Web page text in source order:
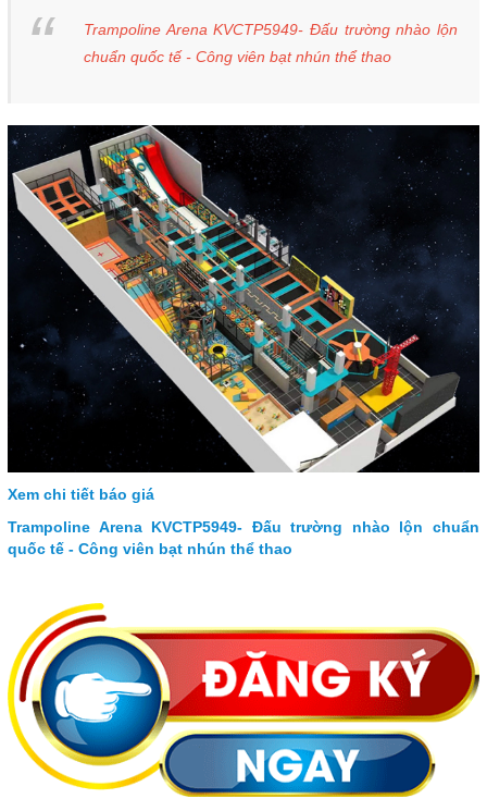
Trampoline Arena KVCTP5949- Đấu trường nhào lộn
chuẩn quốc tế - Công viên bạt nhún thể thao
Xem chi tiết báo giá
Trampoline Arena KVCTP5949- Đấu trường nhào lộn chuẩn
quốc tế - Công viên bạt nhún thể thao